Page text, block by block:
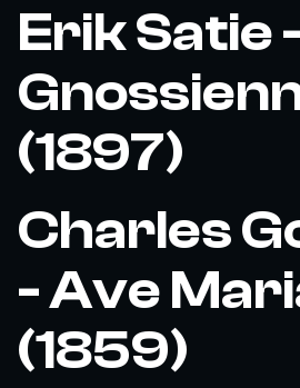
Erik Satie
(1897)
Charles
- Ave
(1859)